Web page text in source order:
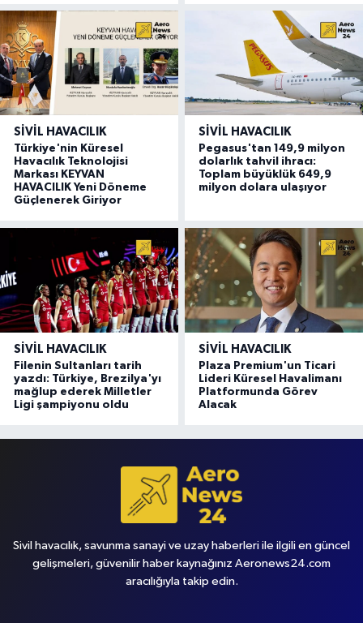
SIVIL HAVACILIK
Türkiye'nin Küresel
Havacılık Teknolojisi
Markası KEYVAN
HAVACILIK Yeni Döneme
Güçlenerek Giriyor
SIVIL HAVACILIK
Pegasus'tan 149,9 milyon
dolarlık tahvil ihracı:
Toplam büyüklük 649,9
milyon dolara ulaşıyor
SIVIL HAVACILIK
Filenin Sultanları tarih
yazdı: Türkiye, Brezilya'yı
mağlup ederek Milletler
Ligi şampiyonu oldu
SIVIL HAVACILIK
Plaza Premium'un Ticari
Lideri Küresel Havalimanı
Platformunda Görev
Alacak
Sivil havacılık, savunma sanayi ve uzay haberleri ile ilgili en güncel
gelişmeleri, güvenilir haber kaynağınız Aeronews24.com
aracılığıyla takip edin.